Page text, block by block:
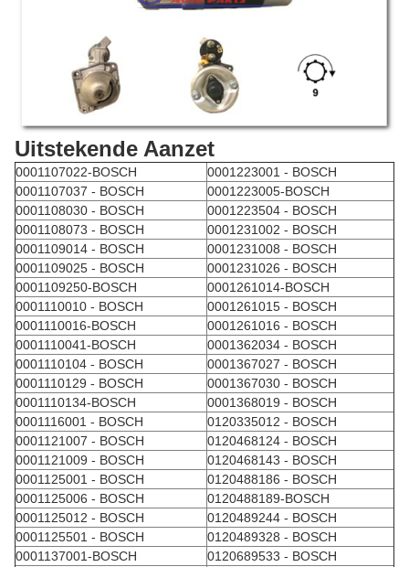
Uitstekende Aanzet
0001107022-BOSCH
0001223001 - BOSCH
0001107037 - BOSCH
0001223005-BOSCH
0001108030 - BOSCH
0001223504 - BOSCH
0001108073 - BOSCH
0001231002 - BOSCH
0001109014 - BOSCH
0001231008 - BOSCH
0001109025 - BOSCH
0001231026 - BOSCH
0001109250-BOSCH
0001261014-BOSCH
0001110010 - BOSCH
0001261015 - BOSCH
0001110016-BOSCH
0001261016 - BOSCH
0001110041-BOSCH
0001362034 - BOSCH
0001110104 - BOSCH
0001367027 - BOSCH
0001110129 - BOSCH
0001367030 - BOSCH
0001110134-BOSCH
0001368019 - BOSCH
0001116001 - BOSCH
0120335012 - BOSCH
0001121007 - BOSCH
0120468124 - BOSCH
0001121009 - BOSCH
0120468143 - BOSCH
0001125001 - BOSCH
0120488186 - BOSCH
0001125006 - BOSCH
0120488189-BOSCH
0001125012 - BOSCH
0120489244 - BOSCH
0001125501 - BOSCH
0120489328 - BOSCH
0001137001-BOSCH
0120689533 - BOSCH